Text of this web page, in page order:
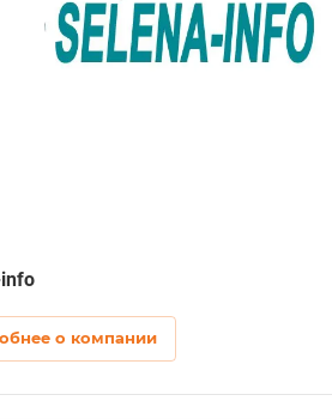
о компании
CMS
Laravel, October
Продвижение
Аудит
Аудит web-сайтов
Защита сайтов
сайта, Защита сайта после взлома